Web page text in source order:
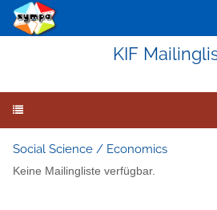
KIF
Social Science / Economics
Keine Mailingliste verfügbar.